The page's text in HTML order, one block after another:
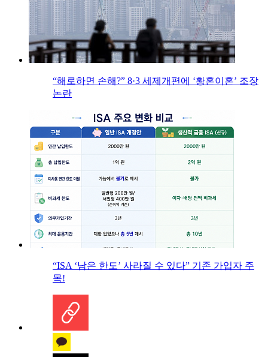
“해로하면 손해?” 8·3 세제개편에 ‘황혼이혼’ 조장
논란
“ISA ‘남은 한도’ 사라질 수 있다” 기존 가입자 주
목!